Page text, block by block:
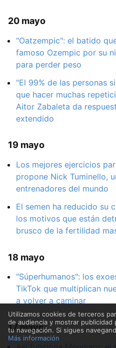
20 mayo
"Oatzempic": el batido
famoso Ozempic por su
para perder peso
"El 99% de las personas
que hacer muchas
Aitor Zabaleta da
extendido
19 mayo
Los mejores ejercicios
propone Nick Tuminello,
entrenadores del mundo
El semen ha reducido su
los motivos que están
brusco de la fertilidad
18 mayo
"Súperhumanos": los
TikTok que multiplican
a volver a caminar
17 mayo
Utilizamos cookies de terceros
de audiencia y mostrar publicidad
tu navegación. Si sigues
Más información